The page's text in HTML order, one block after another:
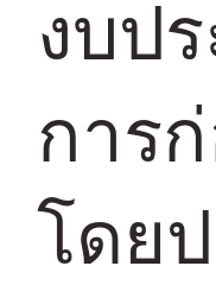
งบป
การ
โดย